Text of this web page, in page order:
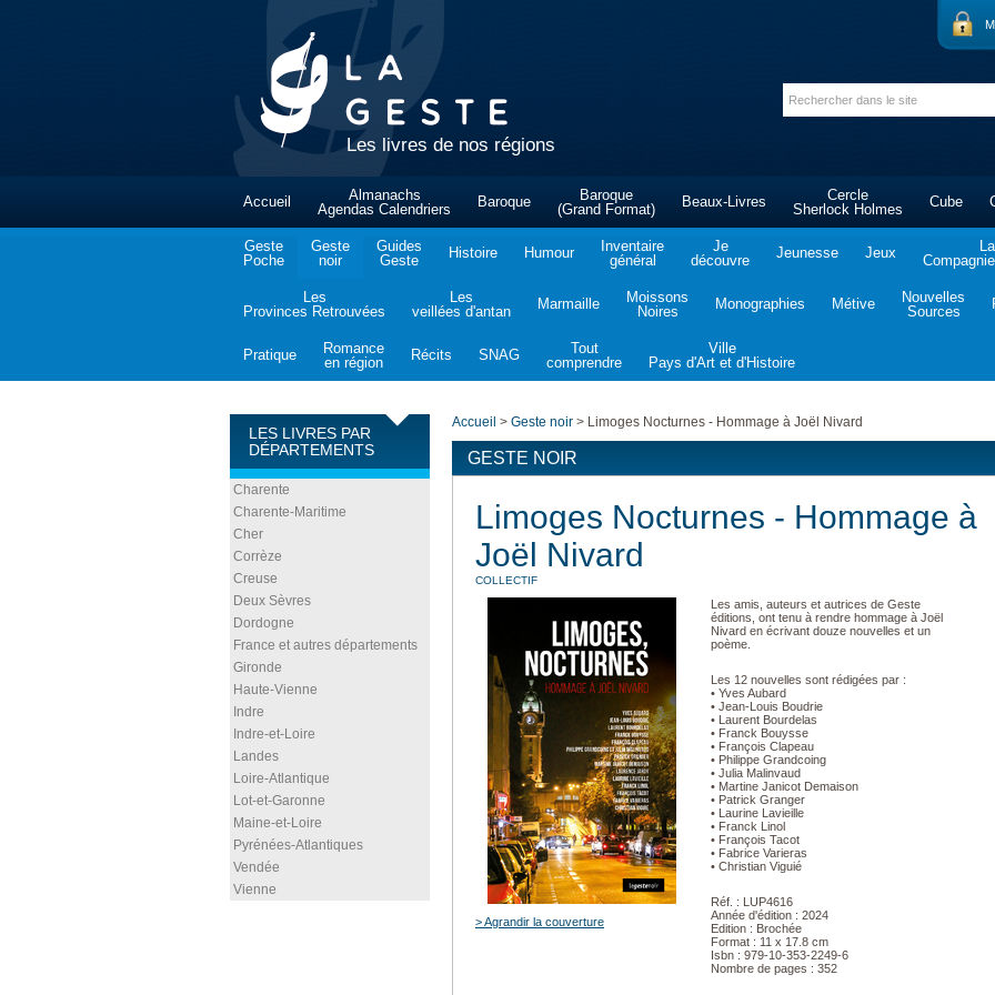
Les livres de nos régions
Accueil
Almanachs
Agendas Calendriers
Baroque
Baroque
(Grand Format)
Beaux-Livres
Cercle
Sherlock Holmes
Cube
Geste
Poche
Geste
noir
Guides
Geste
Histoire Humour
Inventaire
général
Je
découvre
Jeunesse Jeux
La
Les
Provinces Retrouvées
Les
veillées d'antan
Marmaille
Moissons
Noires
Monographies Métive
Nouvelles
Sources
Pratique
Romance
en région
Récits SNAG
Tout
comprendre
Ville
Pays d'Art et d'Histoire
LES LIVRES PAR
DÉPARTEMENTS
Charente
Charente-Maritime
Cher
Corrèze
Creuse
Deux Sèvres
Dordogne
France et autres départements
Gironde
Haute-Vienne
Indre
Indre-et-Loire
Landes
Loire-Atlantique
Lot-et-Garonne
Maine-et-Loire
Pyrénées-Atlantiques
Vendée
Vienne
Accueil > Geste noir > Limoges Nocturnes - Hommage à Joël Nivard
GESTE NOIR
Limoges Nocturnes - Hommage à
Joël Nivard
COLLECTIF
> Agrandir la couverture
Les amis, auteurs et autrices de Geste
éditions, ont tenu à rendre hommage à Joël
Nivard en écrivant douze nouvelles et un
poème.
Les 12 nouvelles sont rédigées par :
• Yves Aubard
• Jean-Louis Boudrie
• Laurent Bourdelas
• Franck Bouysse
• François Clapeau
• Philippe Grandcoing
• Julia Malinvaud
• Martine Janicot Demaison
• Patrick Granger
• Laurine Lavieille
• Franck Linol
• François Tacot
• Fabrice Varieras
• Christian Viguié
Réf. : LUP4616
Année d'édition : 2024
Edition : Brochée
Format : 11 x 17.8 cm
Isbn : 979-10-353-2249-6
Nombre de pages : 352